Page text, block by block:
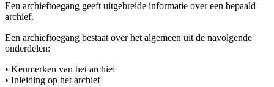
Een archieftoegang geeft uitgebreide informatie over een bepaald
archief.
Een archieftoegang bestaat over het algemeen uit de navolgende
onderdelen:
• Kenmerken van het archief
• Inleiding op het archief